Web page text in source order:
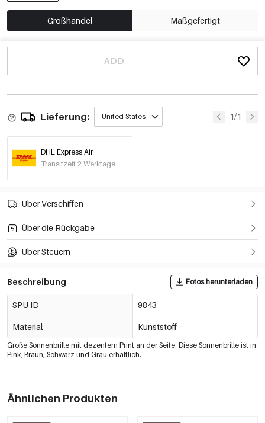
Großhandel Maßgefertigt
ADD
Lieferung: United States 1/1
DHL Express Air
Transitzeit 2 Werktage
Über Verschiffen
Über die Rückgabe
Über Steuern
Beschreibung Fotos herunterladen
SPU ID 9843
Material Kunststoff
Große Sonnenbrille mit dezentem Print an der Seite. Diese Sonnenbrille ist in
Pink, Braun, Schwarz und Grau erhältlich.
Ähnlichen Produkten